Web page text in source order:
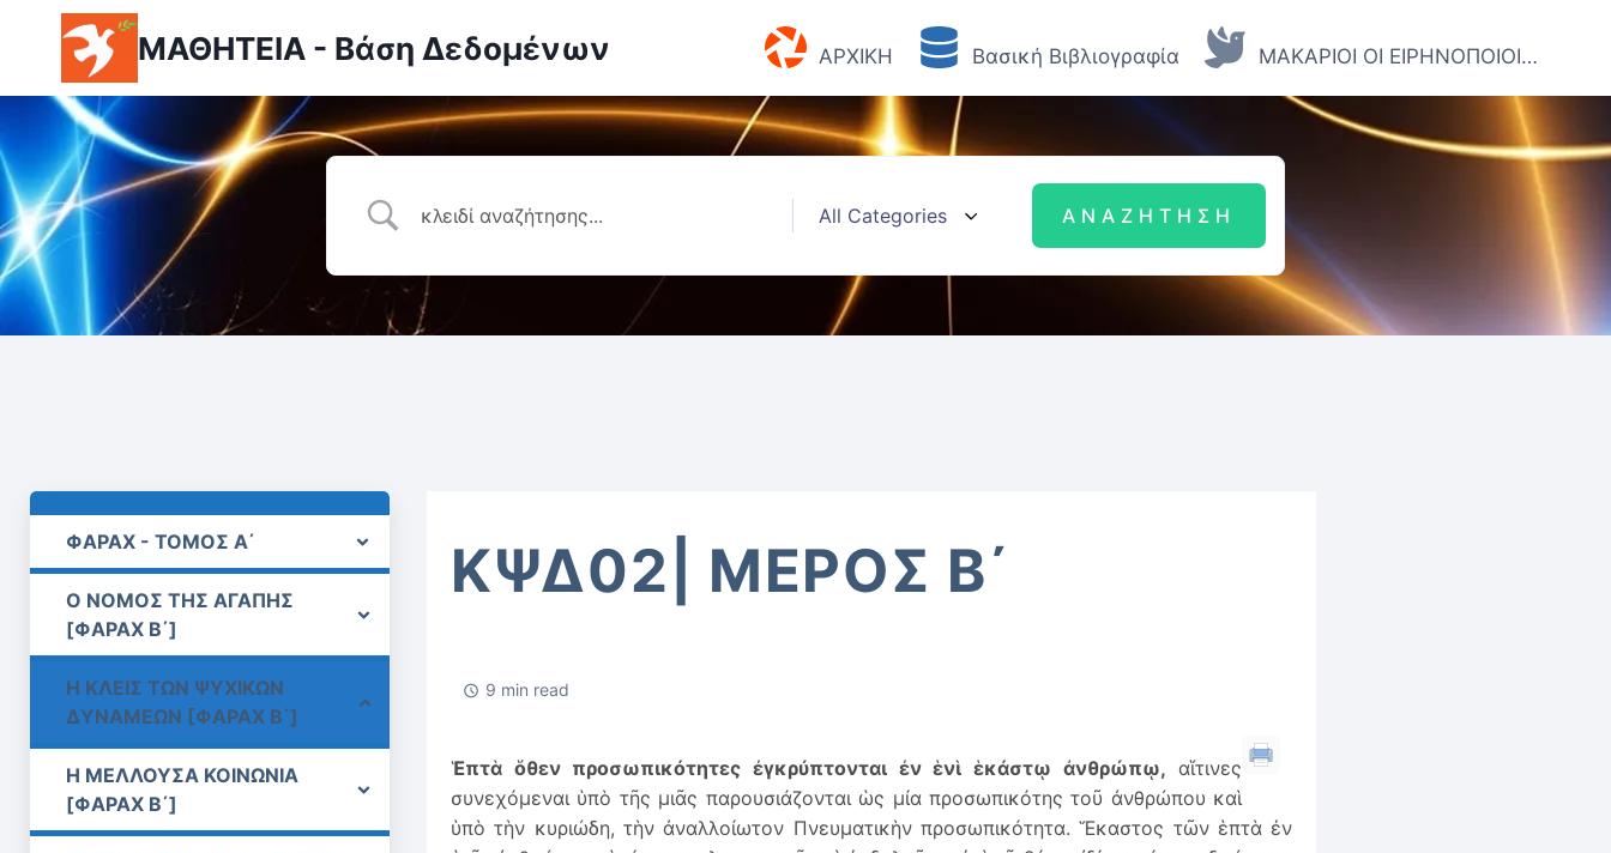
ΜΑΘΗΤΕΙΑ - Βάση Δεδομένων ΑΡΧΙΚΗ Βασική Βιβλιογραφία ΜΑΚΑΡΙΟΙ ΟΙ ΕΙΡΗΝΟΠΟΙΟΙ…
ΦΑΡΑΧ - ΤΟΜΟΣ Α΄
Ο ΝΟΜΟΣ ΤΗΣ ΑΓΑΠΗΣ
[ΦΑΡΑΧ Β΄]
Η ΚΛΕΙΣ ΤΩΝ ΨΥΧΙΚΩΝ
ΔΥΝΑΜΕΩΝ [ΦΑΡΑΧ Β΄]
Η ΜΕΛΛΟΥΣΑ ΚΟΙΝΩΝΙΑ
[ΦΑΡΑΧ Β΄]
ΚΨΔ02| ΜΕΡΟΣ Β΄
9 min read
Ἑπτὰ ὅθεν προσωπικότητες ἐγκρύπτονται ἐν ἑνὶ ἑκάστῳ ἀνθρώπῳ, αἵτινες
συνεχόμεναι ὑπὸ τῆς μιᾶς παρουσιάζονται ὡς μία προσωπικότης τοῦ ἀνθρώπου καὶ
ὑπὸ τὴν κυριώδη, τὴν ἀναλλοίωτον Πνευματικὴν προσωπικότητα. Ἕκαστος τῶν ἑπτὰ ἐν